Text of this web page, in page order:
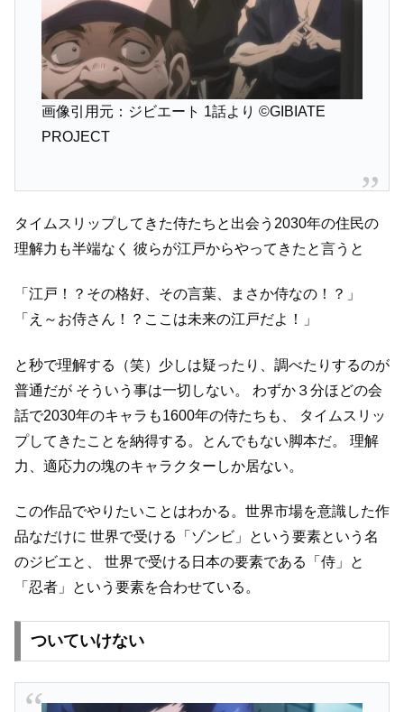
画像引用元：ジビエート 1話より ©GIBIATE
PROJECT
タイムスリップしてきた侍たちと出会う2030年の住民の
理解力も半端なく 彼らが江戸からやってきたと言うと
「江戸！？その格好、その言葉、まさか侍なの！？」
「え～お侍さん！？ここは未来の江戸だよ！」
と秒で理解する（笑）少しは疑ったり、調べたりするのが
普通だが そういう事は一切しない。
わずか３分ほどの会
話で2030年のキャラも1600年の侍たちも、
タイムスリッ
プしてきたことを納得する。とんでもない脚本だ。
理解
力、適応力の塊のキャラクターしか居ない。
この作品でやりたいことはわかる。世界市場を意識した作
品なだけに 世界で受ける「ゾンビ」という要素という名
のジビエと、
世界で受ける日本の要素である「侍」と
「忍者」という要素を合わせている。
ついていけない